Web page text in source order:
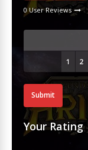
0 User Reviews
Submit
Your Rating